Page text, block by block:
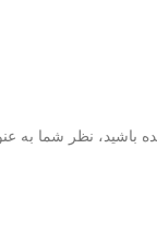
باشید، نظر شما به